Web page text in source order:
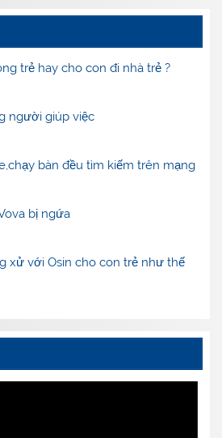
trẻ hay cho con đi nhà trẻ ?
người giúp việc
bàn đều tìm kiếm trên mạng
bị ngứa
xử với Osin cho con trẻ như thế